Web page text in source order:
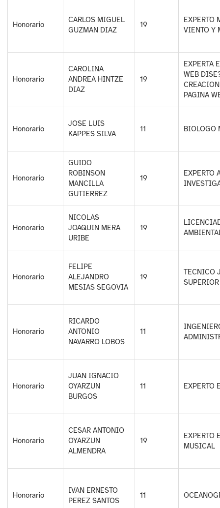
Honorario
CARLOS MIGUEL
GUZMAN DIAZ
19
EXPERTO
VIENTO Y
Honorario
CAROLINA
ANDREA HINTZE
DIAZ
19
EXPERTA
WEB
PAGINA
Honorario
JOSE LUIS
KAPPES SILVA
11 BIOLOGO
Honorario
GUIDO
ROBINSON
MANCILLA
GUTIERREZ
19
EXPERTO
Honorario
NICOLAS
JOAQUIN MERA
URIBE
19
Honorario
FELIPE
ALEJANDRO
MESIAS SEGOVIA
19
TECNICO
SUPERIOR
Honorario
RICARDO
ANTONIO
NAVARRO LOBOS
11
Honorario
JUAN IGNACIO
OYARZUN
BURGOS
11 EXPERTO
Honorario
CESAR ANTONIO
OYARZUN
ALMENDRA
19
EXPERTO
MUSICAL
Honorario
IVAN ERNESTO
PEREZ SANTOS
11